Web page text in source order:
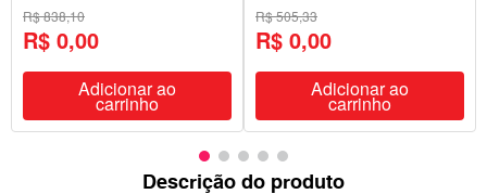
R$ 838,10
R$ 0,00
Adicionar ao
carrinho
R$ 505,33
R$ 0,00
Adicionar ao
carrinho
Descrição do produto